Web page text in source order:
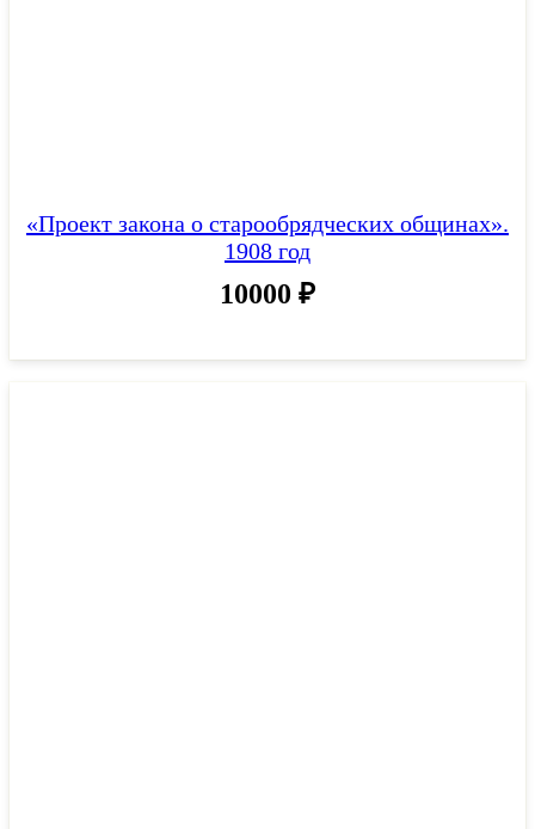
«Проект закона о старообрядческих общинах».
1908 год
10000 ₽